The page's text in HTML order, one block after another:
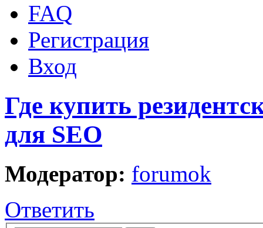
FAQ
Регистрация
Вход
Где купить
для SEO
Модератор: forumok
Ответить